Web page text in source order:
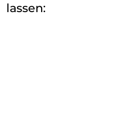
lassen: